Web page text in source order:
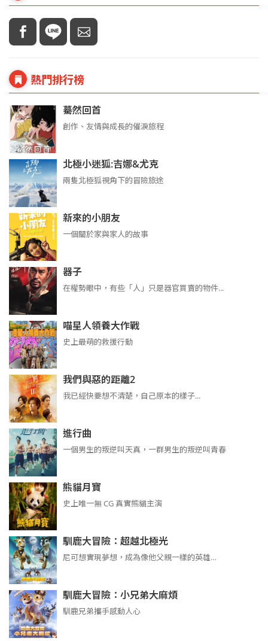
熱門排行榜
驀然回首
創作、友情與成長的催淚旅程
北極小迷狐:吉娜&尤克
兩隻北極狐視角下的冒險旅途
新來的小朋友
一個關於家與家人的故事
器子
在權勢眼中，有些「人」只是器官買賣的物件...
喵星人領養大作戰
史上最萌的救援行動
我們與惡的距離2
我已經快要想不清楚，自己原本的樣子...
進行曲
​​​一個男生的叛逆叫天真，一群男生的叛逆叫青春
熊貓月寶
史上唯一無 CG 真實熊貓主演
馴鹿大冒險：超越北極光
尼可想實現夢想，成為像他父親一樣的英雄…
馴鹿大冒險：小兄弟大麻煩
馴鹿兄弟攜手感動人心